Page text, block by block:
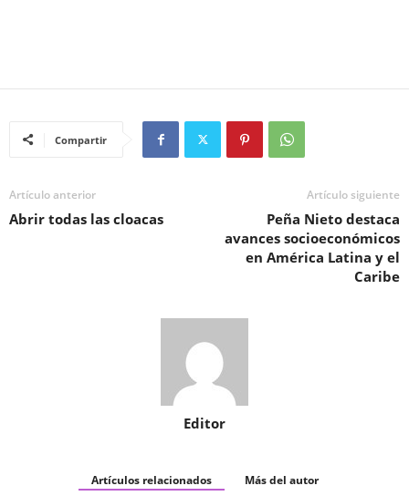
Compartir
Artículo anterior
Abrir todas las cloacas
Artículo siguiente
Peña Nieto destaca
avances socioeconómicos
en América Latina y el
Caribe
Editor
Artículos relacionados Más del autor